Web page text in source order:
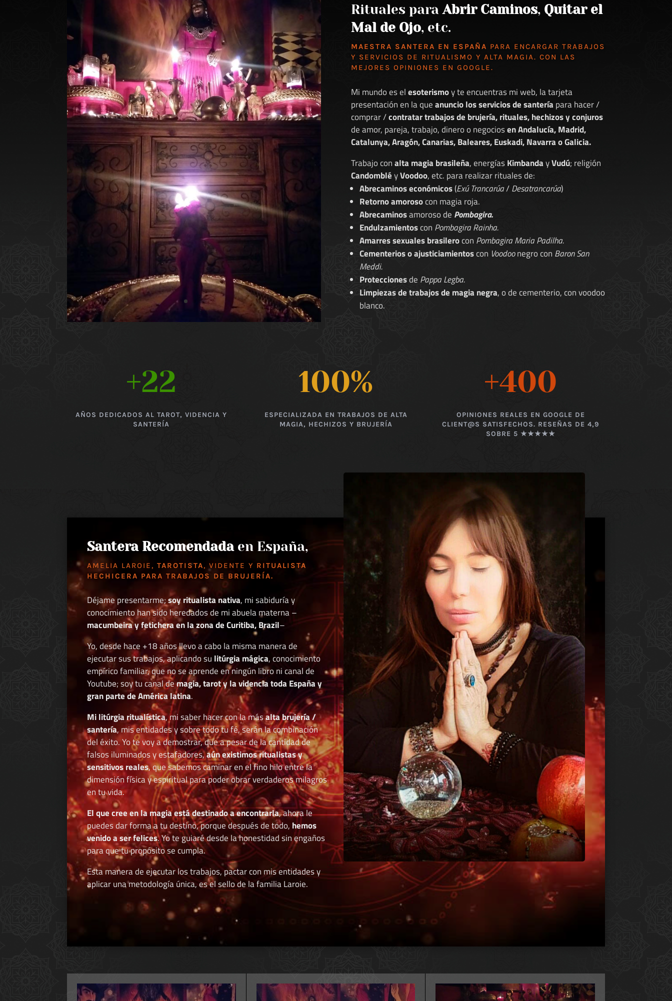
Rituales paraAbrir Caminos, Quitar el
Mal de Ojo, etc.
MAESTRA SANTERA EN ESPAÑA PARA ENCARGAR TRABAJOS
Y SERVICIOS DE RITUALISMO Y ALTA MAGIA. CON LAS
MEJORES OPINIONES EN GOOGLE.
Mi mundo es elesoterismoy te encuentras mi web, la tarjeta
presentación en la queanuncio los servicios de santería para hacer /
comprar /contratar trabajos de brujería, rituales, hechizos y conjuros
de amor, pareja, trabajo, dinero o negociosen Andalucía, Madrid,
Catalunya, Aragón, Canarias, Baleares, Euskadi, Navarra o Galicia.
Trabajo conalta magia brasileña, energíasKimbandayVudú; religión
CandombléyVoodoo, etc. para realizar rituales de:
Abrecaminos económicos(Exú Trancarúa/Desatrancarúa)
Retorno amorosocon magia roja.
Abrecaminosamoroso de Pombagira.
Endulzamientoscon Pombagira Rainha.
Amarres sexuales brasilerocon Pombagira Maria Padilha.
Cementerios o ajusticiamientoscon Voodoonegro con Baron San
Meddi.
Proteccionesde Pappa Legba.
Limpiezas de trabajos de magia negra, o de cementerio, con voodoo
blanco.
+22
AÑOS DEDICADOS AL TAROT, VIDENCIA Y
SANTERÍA
100%
ESPECIALIZADA EN TRABAJOS DE ALTA
MAGIA, HECHIZOS Y BRUJERÍA
+400
OPINIONES REALES EN GOOGLE DE
CLIENT@S SATISFECHOS. RESEÑAS DE 4,9
SOBRE 5 ★★★★★
Santera Recomendadaen España,
AMELIA LAROIE,TAROTISTA, VIDENTE Y RITUALISTA
HECHICERA PARA TRABAJOS DE BRUJERÍA.
Déjame presentarme;soy ritualista nativa, mi sabiduría y
conocimiento han sido heredados de mi abuela materna –
macumbeira y fetichera en la zona de Curitiba, Brazil–
Yo, desde hace +18 años llevo a cabo la misma manera de
ejecutar sus trabajos, aplicando su litúrgia mágica, conocimiento
empírico familiar, que no se aprende en ningún libro ni canal de
Youtube; soy tu canal demagia, tarot y la videncia toda España y
gran parte de América latina.
Mi litúrgia ritualística, mi saber hacer con la másalta brujería /
santería, mis entidades y sobre todo tu fé, serán la combinación
del éxito. Yo te voy a demostrar, que a pesar de la cantidad de
falsos iluminados y estafadores,aún existimos ritualistas y
sensitivos reales, que sabemos caminar en el fino hilo entre la
dimensión física y espiritual para poder obrar verdaderos milagros
en tu vida.
El que cree en la magia está destinado a encontrarla, ahora le
puedes dar forma a tu destino, porque después de todo, hemos
venido a ser felices. Yo te guiaré desde la honestidad sin engaños
para que tu propósito se cumpla.
Esta manera de ejecutar los trabajos, pactar con mis entidades y
aplicar una metodología única, es el sello de la familia Laroie.